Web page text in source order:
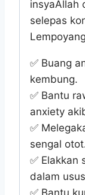
insyaAllah
selepas
✅ Buang
kembung.
✅ Bantu
anxiety
✅
sengal
✅ Elakkan
dalam
✅ Bantu